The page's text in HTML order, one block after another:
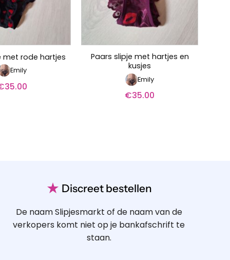
met rode hartjes
Emily
35.00
Paars slipje met hartjes en
kusjes
Emily
€35.00
★ Discreet bestellen
De naam Slipjesmarkt of de naam van de
verkopers komt niet op je bankafschrift te
staan.